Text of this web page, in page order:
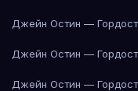
Джейн Остин —
Джейн Остин —
Джейн Остин —